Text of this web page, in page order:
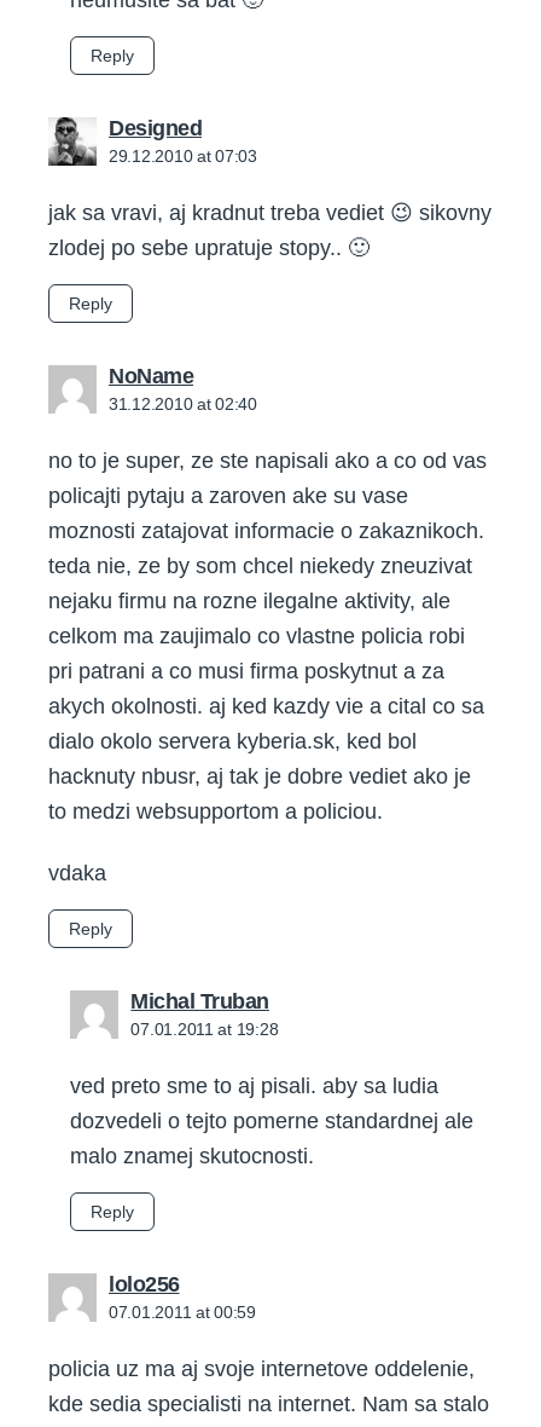
Reply
Designedsays:
29.12.2010 at 07:03
jak sa vravi, aj kradnut treba vediet 😉 sikovny
zlodej po sebe upratuje stopy.. 🙂
Reply
NoNamesays:
31.12.2010 at 02:40
no to je super, ze ste napisali ako a co od vas
policajti pytaju a zaroven ake su vase
moznosti zatajovat informacie o zakaznikoch.
teda nie, ze by som chcel niekedy zneuzivat
nejaku firmu na rozne ilegalne aktivity, ale
celkom ma zaujimalo co vlastne policia robi
pri patrani a co musi firma poskytnut a za
akych okolnosti. aj ked kazdy vie a cital co sa
dialo okolo servera kyberia.sk, ked bol
hacknuty nbusr, aj tak je dobre vediet ako je
to medzi websupportom a policiou.
vdaka
Reply
Michal Trubansays:
07.01.2011 at 19:28
ved preto sme to aj pisali. aby sa ludia
dozvedeli o tejto pomerne standardnej ale
malo znamej skutocnosti.
Reply
lolo256says:
07.01.2011 at 00:59
policia uz ma aj svoje internetove oddelenie,
kde sedia specialisti na internet. Nam sa stalo